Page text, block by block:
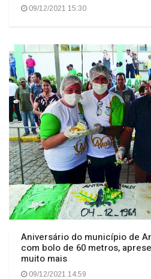
09/12/2021 15:30
Aniversário do município de
com bolo de 60 metros,
muito mais
09/12/2021 14:59